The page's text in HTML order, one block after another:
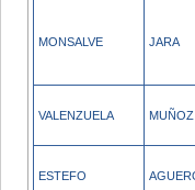
MONSALVE JARA
VALENZUELA MUÑOZ
ESTEFO